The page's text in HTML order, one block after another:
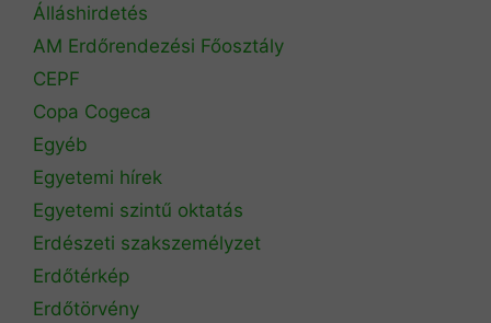
Álláshirdetés
AM Erdőrendezési Főosztály
CEPF
Copa Cogeca
Egyéb
Egyetemi hírek
Egyetemi szintű oktatás
Erdészeti szakszemélyzet
Erdőtérkép
Erdőtörvény